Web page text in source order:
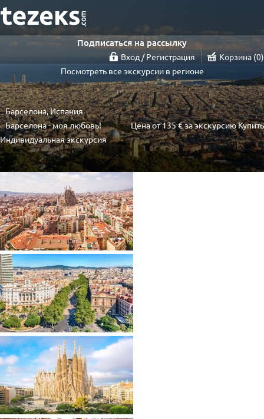
Подписаться на рассылку
Вход / Регистрация Корзина 0
Посмотреть все экскурсии в регионе
Барселона, Испания
Барселона - моя любовь!
Индивидуальная экскурсия
Цена от135 €за экскурсиюКупить